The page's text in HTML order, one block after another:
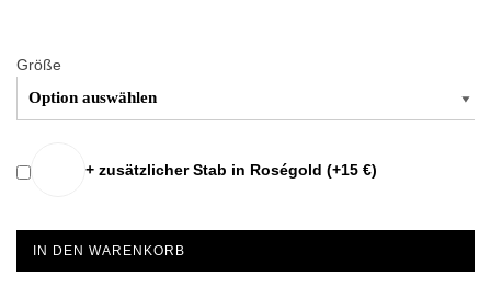
Größe
+ zusätzlicher Stab in Roségold (+15 €)
IN DEN WARENKORB